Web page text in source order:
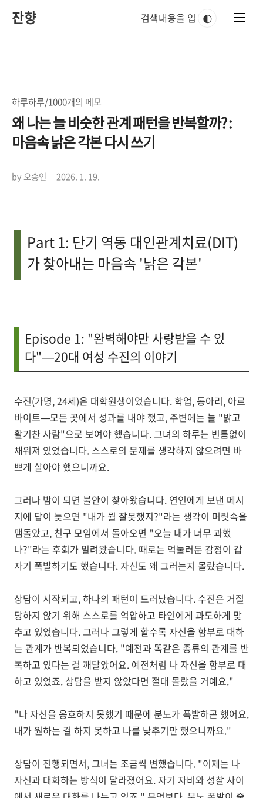
잔향 🌓
하루하루/1000개의 메모
왜 나는 늘 비슷한 관계 패턴을 반복할까? :
마음속 낡은 각본 다시 쓰기
by 오송인 2026. 1. 19.
Part 1: 단기 역동 대인관계치료(DIT)
가 찾아내는 마음속 '낡은 각본'
Episode 1: "완벽해야만 사랑받을 수 있
다"—20대 여성 수진의 이야기
수진(가명, 24세)은 대학원생이었습니다. 학업, 동아리, 아르
바이트—모든 곳에서 성과를 내야 했고, 주변에는 늘 "밝고
활기찬 사람"으로 보여야 했습니다. 그녀의 하루는 빈틈없이
채워져 있었습니다. 스스로의 문제를 생각하지 않으려면 바
쁘게 살아야 했으니까요.
그러나 밤이 되면 불안이 찾아왔습니다. 연인에게 보낸 메시
지에 답이 늦으면 "내가 뭘 잘못했지?"라는 생각이 머릿속을
맴돌았고, 친구 모임에서 돌아오면 "오늘 내가 너무 과했
나?"라는 후회가 밀려왔습니다. 때로는 억눌러둔 감정이 갑
자기 폭발하기도 했습니다. 자신도 왜 그러는지 몰랐습니다.
상담이 시작되고, 하나의 패턴이 드러났습니다. 수진은 거절
당하지 않기 위해 스스로를 억압하고 타인에게 과도하게 맞
추고 있었습니다. 그러나 그렇게 할수록 자신을 함부로 대하
는 관계가 반복되었습니다. "예전과 똑같은 종류의 관계를 반
복하고 있다는 걸 깨달았어요. 예전처럼 나 자신을 함부로 대
하고 있었죠. 상담을 받지 않았다면 절대 몰랐을 거예요."
"나 자신을 옹호하지 못했기 때문에 분노가 폭발하곤 했어요.
내가 원하는 걸 하지 못하고 나를 낮추기만 했으니까요."
상담이 진행되면서, 그녀는 조금씩 변했습니다. "이제는 나
자신과 대화하는 방식이 달라졌어요. 자기 자비와 성찰 사이